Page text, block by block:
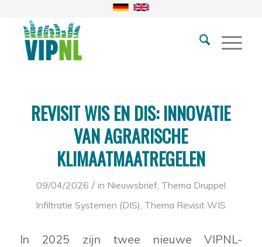
REVISIT WIS EN DIS: INNOVATIE
VAN AGRARISCHE
KLIMAATMAATREGELEN
09/04/2026 / in Nieuwsbrief, Thema Druppel
Infiltratie Systemen (DIS), Thema Revisit WIS
In 2025 zijn twee nieuwe VIPNL-